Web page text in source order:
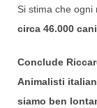
Si stima che ogni
circa 46.000 cani
Conclude
Animalisti
siamo ben